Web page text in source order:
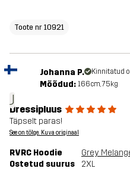
Toote nr 10921
J
Johanna P. Kinnitatud
Mõõdud: 166cm, 75kg
Dressipluus
Täpselt paras!
See on tõlge. Kuva originaal
RVRC Hoodie
Ostetud suurus
2XL